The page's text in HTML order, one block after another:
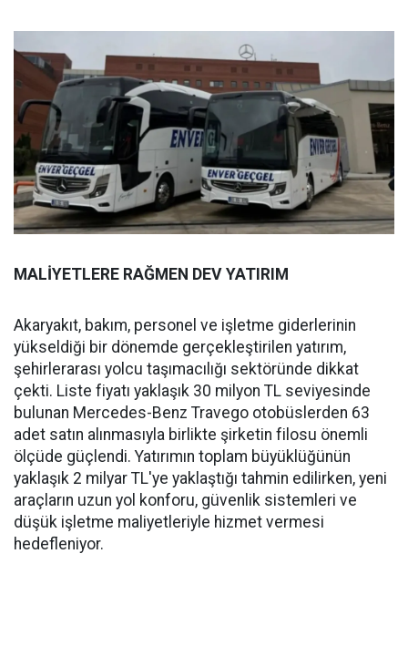
MALİYETLERE RAĞMEN DEV YATIRIM
Akaryakıt, bakım, personel ve işletme giderlerinin
yükseldiği bir dönemde gerçekleştirilen yatırım,
şehirlerarası yolcu taşımacılığı sektöründe dikkat
çekti. Liste fiyatı yaklaşık 30 milyon TL seviyesinde
bulunan Mercedes-Benz Travego otobüslerden 63
adet satın alınmasıyla birlikte şirketin filosu önemli
ölçüde güçlendi. Yatırımın toplam büyüklüğünün
yaklaşık 2 milyar TL'ye yaklaştığı tahmin edilirken, yeni
araçların uzun yol konforu, güvenlik sistemleri ve
düşük işletme maliyetleriyle hizmet vermesi
hedefleniyor.